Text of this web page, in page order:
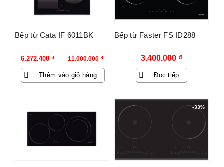
Bếp từ Cata IF 6011BK
11.000.000₫
Giá
gốc
là:
6.272.400 ₫
Giá
hiện
tại
Thêm vào giỏ hàng
Bếp từ Faster FS ID288
3.400.000 ₫
Đọc tiếp
-33%